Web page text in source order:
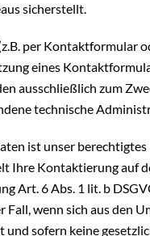
sicherstellt.
per Kontaktformular
eines
ausschließlich zum
technische
ist unser
Ihre Kontaktierung auf
Art. 6 Abs. 1 lit. b
wenn sich aus den
sofern keine